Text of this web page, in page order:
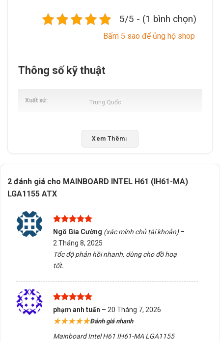
5/5 - (1 bình chọn)
Bấm 5 sao để ủng hộ shop
Thông số kỹ thuật
Xuất xứ Trung Quốc
Xem Thêm↓
2 đánh giá cho MAINBOARD INTEL H61 (IH61-MA)
LGA1155 ATX
Được xếp
hạng
5
sao
Ngô Gia Cường (xác minh chủ tài khoản) –
2 Tháng 8, 2025
Tốc độ phản hồi nhanh, dùng cho đồ hoạ
tốt.
Được xếp
hạng5
5
sao
phạm anh tuấn – 20 Tháng 7, 2026
★★★★★Đánh giá nhanh
Mainboard Intel H61 IH61-MA LGA1155